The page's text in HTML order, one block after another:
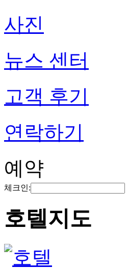
사진
뉴스 센터
고객 후기
연락하기
예약
체크인:
호텔지도